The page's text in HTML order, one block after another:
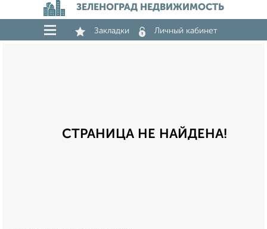
ЗЕЛЕНОГРАД НЕДВИЖИМОСТЬ
Закладки Личный кабинет
СТРАНИЦА НЕ НАЙДЕНА!